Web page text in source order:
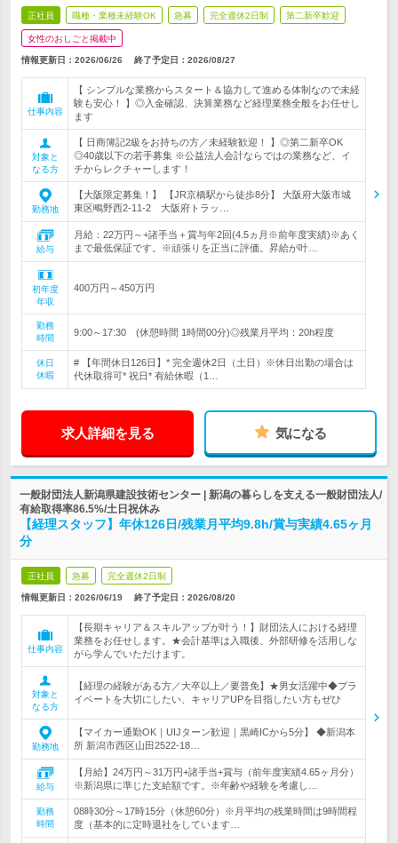
正社員 職種・業種未経験OK 急募 完全週休2日制 第二新卒歓迎
女性のおしごと掲載中
情報更新日：2026/06/26 終了予定日： 2026/08/27
仕事内容
【 シンプルな業務からスタート＆協力して進める体制なので未経
験も安心！ 】◎入金確認、決算業務など経理業務全般をお任せし
ます
対象と
なる方
【 日商簿記2級をお持ちの方／未経験歓迎！ 】◎第二新卒OK
◎40歳以下の若手募集 ※公益法人会計ならではの業務など、イ
チからレクチャーします！
勤務地
【大阪限定募集！】 【JR京橋駅から徒歩8分】 大阪府大阪市城
東区鴫野西2-11-2 大阪府トラッ…
給与
月給：22万円～+諸手当＋賞与年2回(4.5ヵ月※前年度実績)※あく
まで最低保証です。※頑張りを正当に評価。昇給が叶…
初年度
年収
400万円～450万円
勤務
時間
9:00～17:30 (休憩時間 1時間00分)◎残業月平均：20h程度
休日
休暇
# 【年間休日126日】* 完全週休2日（土日）※休日出勤の場合は
代休取得可* 祝日* 有給休暇（1…
求人詳細を見る 気になる
一般財団法人新潟県建設技術センター | 新潟の暮らしを支える一般財団法人/
有給取得率86.5%/土日祝休み
【経理スタッフ】年休126日/残業月平均9.8h/賞与実績4.65ヶ月
分
正社員 急募 完全週休2日制
情報更新日：2026/06/19 終了予定日： 2026/08/20
仕事内容
【長期キャリア＆スキルアップが叶う！】財団法人における経理
業務をお任せします。★会計基準は入職後、外部研修を活用しな
がら学んでいただけます。
対象と
なる方
【経理の経験がある方／大卒以上／要普免】★男女活躍中◆プラ
イベートを大切にしたい、キャリアUPを目指したい方もぜひ
勤務地
【マイカー通勤OK｜UIJターン歓迎｜黒崎ICから5分】 ◆新潟本
所 新潟市西区山田2522-18…
給与
【月給】24万円～31万円+諸手当+賞与（前年度実績4.65ヶ月分）
※新潟県に準じた支給額です。※年齢や経験を考慮し…
勤務
時間
08時30分～17時15分（休憩60分）※月平均の残業時間は9時間程
度（基本的に定時退社をしています…